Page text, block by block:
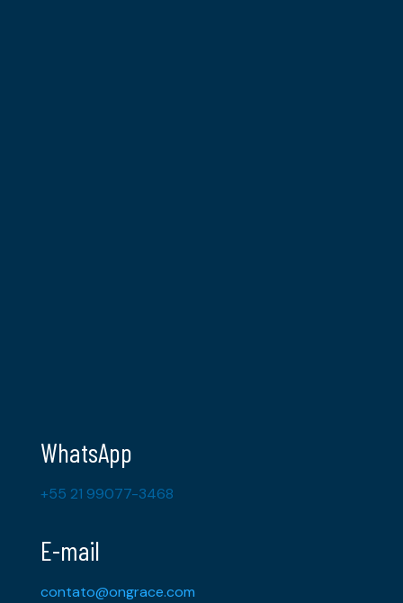
WhatsApp
+55 21 99077-3468
E-mail
contato@ongrace.com